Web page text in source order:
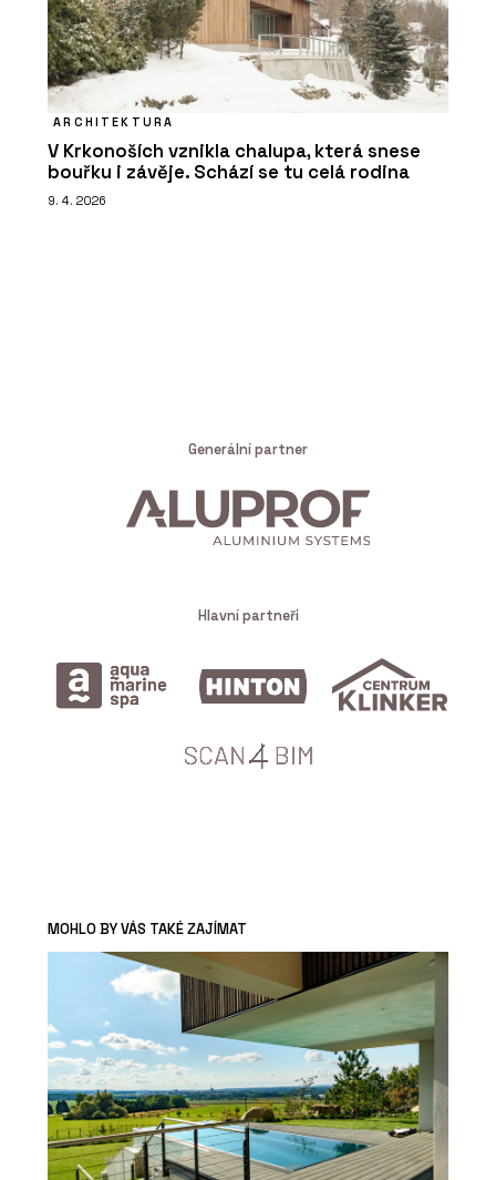
ARCHITEKTURA
V Krkonoších vznikla chalupa, která snese
bouřku i závěje. Schází se tu celá rodina
9. 4. 2026
Generální partner
Hlavní partneři
MOHLO BY VÁS TAKÉ ZAJÍMAT